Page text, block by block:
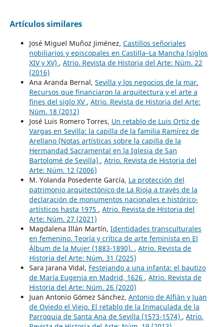
Artículos similares
José Miguel Muñoz Jiménez, Castillos señoriales
nobiliarios y episcopales en Castilla–La Mancha (siglos
XIV y XV) , Atrio. Revista de Historia del Arte: Núm. 22
(2016)
Ana Aranda Bernal, Sevilla y los negocios de la mar.
Recursos que financiaron la arquitectura y el arte a
fines del siglo XV , Atrio. Revista de Historia del Arte:
Núm. 18 (2012)
José Luis Romero Torres, Un retablo de Luis Ortiz de
Vargas en Sevilla: la capilla de la familia Ramírez de
Arellano (Notas artísticas sobre la capilla de la
Hermandad Sacramental en la Iglesia de San
Bartolomé de Sevilla) , Atrio. Revista de Historia del
Arte: Núm. 12 (2006)
M. Yolanda Posedente García, La protección del
patrimonio arquitectónico de La Rioja a través de la
declaración de monumentos nacionales e histórico-
artísticos hasta 1975 , Atrio. Revista de Historia del
Arte: Núm. 27 (2021)
Magdalena Illán Martín, Identidades transculturales
en femenino. Teoría y crítica de arte feminista en El
Álbum de la Mujer (1883-1890). , Atrio. Revista de
Historia del Arte: Núm. 31 (2025)
Sara Jarana Vidal, Festejando a una infanta: el bautizo
de María Eugenia en Madrid, 1626 , Atrio. Revista de
Historia del Arte: Núm. 26 (2020)
Juan Antonio Gómez Sánchez, Antonio de Alfián y Juan
de Oviedo el Viejo. El retablo de la Inmaculada de la
Parroquia de Santa Ana de Sevilla (1573-1574) , Atrio.